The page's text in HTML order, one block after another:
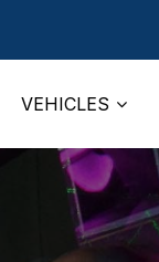
VEHICLES